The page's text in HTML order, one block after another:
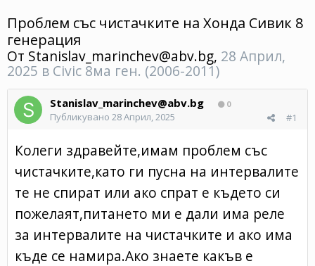
Проблем със чистачките на Хонда Сивик 8
генерация
От Stanislav_marinchev@abv.bg, 28 Април,
2025 в Civic 8ма ген. (2006-2011)
Stanislav_marinchev@abv.bg 0
#1
Публикувано 28 Април, 2025
Колеги здравейте,имам проблем със
чистачките,като ги пусна на интервалите
те не спират или ако спрат е където си
пожелаят,питането ми е дали има реле
за интервалите на чистачките и ако има
къде се намира.Ако знаете какъв е